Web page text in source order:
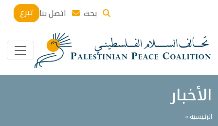
بحث اتصل بنا تبرع
الأخبار
الرئيسية »